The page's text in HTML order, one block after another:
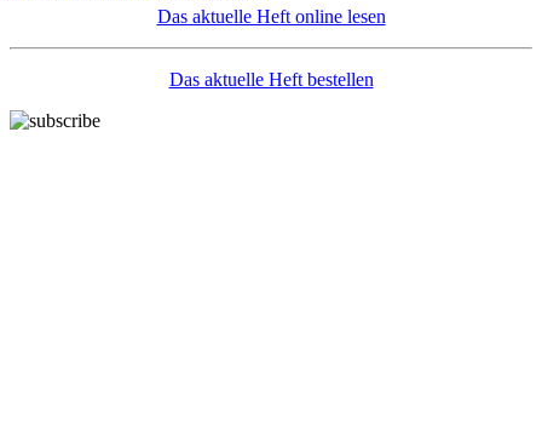
Das aktuelle Heft online lesen
Das aktuelle Heft bestellen